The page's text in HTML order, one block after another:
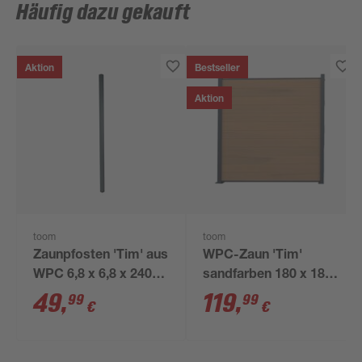
Häufig dazu gekauft
Aktion
toom
Zaunpfosten 'Tim' aus
WPC 6,8 x 6,8 x 240
cm anthrazit
49,99 €
Bestseller
Aktion
toom
WPC-Zaun 'Tim'
sandfarben 180 x 180
cm, ohne Pfosten
119,99 €